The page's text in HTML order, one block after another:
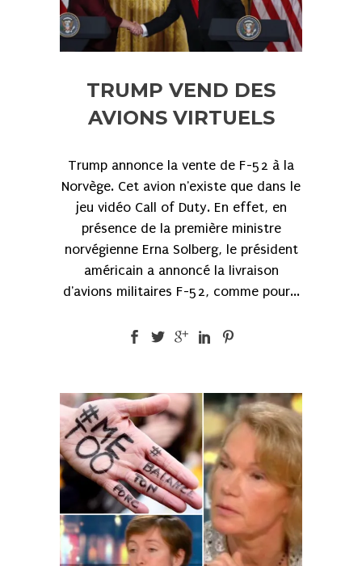
TRUMP VEND DES
AVIONS VIRTUELS
Trump annonce la vente de F-52 à la
Norvège. Cet avion n'existe que dans le
jeu vidéo Call of Duty. En effet, en
présence de la première ministre
norvégienne Erna Solberg, le président
américain a annoncé la livraison
d'avions militaires F-52, comme pour...